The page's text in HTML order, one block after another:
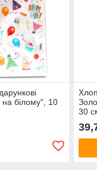
білому", 10
30